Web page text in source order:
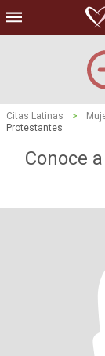
Citas Latinas >
Protestantes
Conoce